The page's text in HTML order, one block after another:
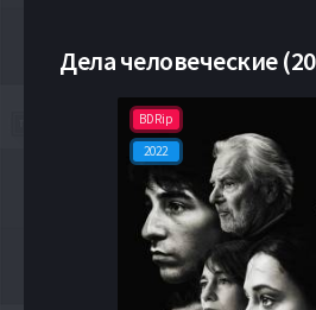
Дела человеческие
BDRip
2022